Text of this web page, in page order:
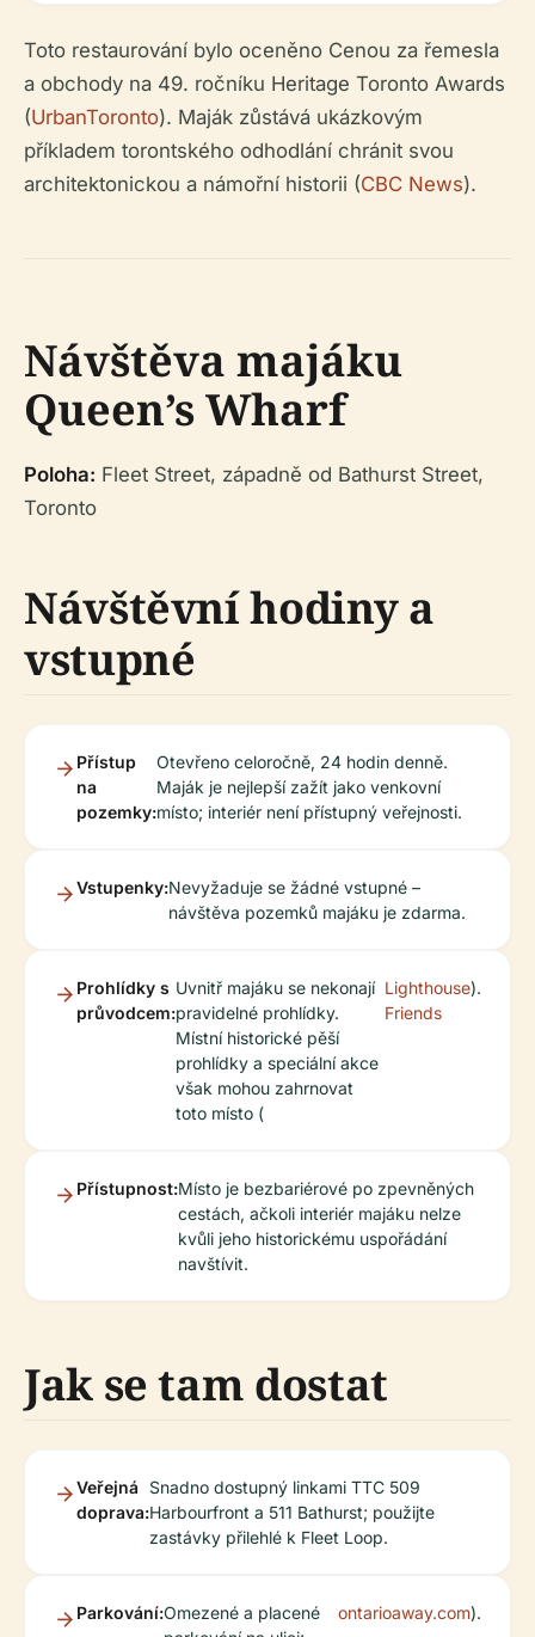
Toto restaurování bylo oceněno Cenou za řemesla
a obchody na 49. ročníku Heritage Toronto Awards
(UrbanToronto). Maják zůstává ukázkovým
příkladem torontského odhodlání chránit svou
architektonickou a námořní historii (CBC News).
Návštěva majáku
Queen’s Wharf
Poloha: Fleet Street, západně od Bathurst Street,
Toronto
Návštěvní hodiny a
vstupné
Přístup
na
pozemky:
Otevřeno celoročně, 24 hodin denně.
Maják je nejlepší zažít jako venkovní
místo; interiér není přístupný veřejnosti.
Vstupenky:Nevyžaduje se žádné vstupné –
návštěva pozemků majáku je zdarma.
Prohlídky s
průvodcem:
Uvnitř majáku se nekonají
pravidelné prohlídky.
Místní historické pěší
prohlídky a speciální akce
však mohou zahrnovat
toto místo (
Lighthouse
Friends
).
Přístupnost:Místo je bezbariérové po zpevněných
cestách, ačkoli interiér majáku nelze
kvůli jeho historickému uspořádání
navštívit.
Jak se tam dostat
Veřejná
doprava:
Snadno dostupný linkami TTC 509
Harbourfront a 511 Bathurst; použijte
zastávky přilehlé k Fleet Loop.
Parkování:Omezené a placené
ontarioaway.com).